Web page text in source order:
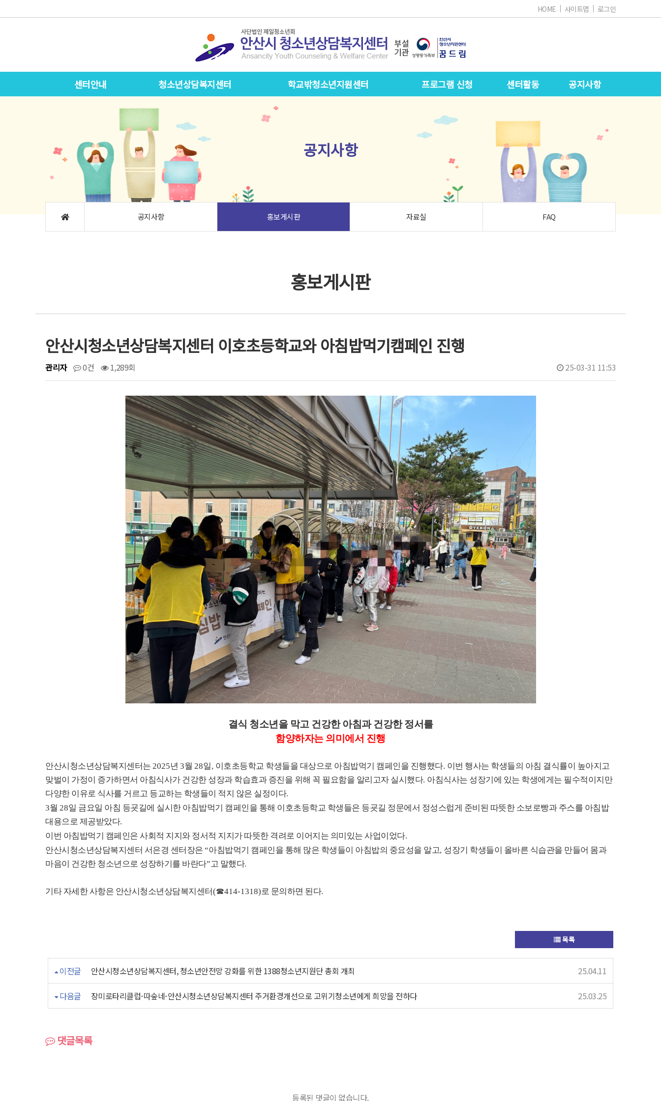
HOME 사이트맵 로그인
센터안내 청소년상담복지센터 학교밖청소년지원센터 프로그램 신청 센터활동 공지사항
공지사항
공지사항 홍보게시판 자료실 FAQ
홍보게시판
안산시청소년상담복지센터 이호초등학교와 아침밥먹기캠페인 진행
관리자 0건 1,289회 25-03-31 11:53
결식 청소년을 막고 건강한 아침과 건강한 정서를
함양하자는 의미에서 진행
안산시청소년상담복지센터는 2025년 3월 28일, 이호초등학교 학생들을 대상으로 아침밥먹기 캠페인을 진행했다. 이번 행사는 학생들의 아침 결식률이 높아지고
맞벌이 가정이 증가하면서 아침식사가 건강한 성장과 학습효과 증진을 위해 꼭 필요함을 알리고자 실시했다. 아침식사는 성장기에 있는 학생에게는 필수적이지만
다양한 이유로 식사를 거르고 등교하는 학생들이 적지 않은 실정이다.
3월 28일 금요일 아침 등굣길에 실시한 아침밥먹기 캠페인을 통해 이호초등학교 학생들은 등굣길 정문에서 정성스럽게 준비된 따뜻한 소보로빵과 주스를 아침밥
대용으로 제공받았다.
이번 아침밥먹기 캠페인은 사회적 지지와 정서적 지지가 따뜻한 격려로 이어지는 의미있는 사업이었다.
안산시청소년상담복지센터 서은경 센터장은 “아침밥먹기 캠페인을 통해 많은 학생들이 아침밥의 중요성을 알고, 성장기 학생들이 올바른 식습관을 만들어 몸과
마음이 건강한 청소년으로 성장하기를 바란다”고 말했다.
기타 자세한 사항은 안산시청소년상담복지센터(☎414-1318)로 문의하면 된다.
목록
이전글 안산시청소년상담복지센터, 청소년안전망 강화를 위한 1388청소년지원단 총회 개최 25.04.11
다음글 장미로타리클럽-따숲네-안산시청소년상담복지센터 주거환경개선으로 고위기청소년에게 희망을 전하다 25.03.25
댓글목록
등록된 댓글이 없습니다.